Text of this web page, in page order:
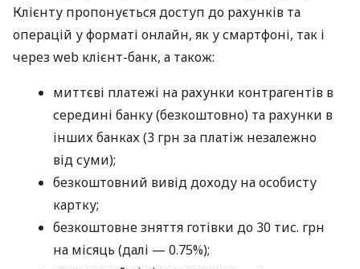
Клієнту пропонується доступ до рахунків та
операцій у форматі онлайн, як у смартфоні, так і
через web клієнт-банк, а також:
миттєві платежі на рахунки контрагентів в
середині банку (безкоштовно) та рахунки в
інших банках (3 грн за платіж незалежно
від суми);
безкоштовний вивід доходу на особисту
картку;
безкоштовне зняття готівки до 30 тис. грн
на місяць (далі — 0.75%);